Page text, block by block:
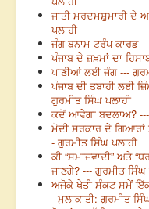
ਜਾਤੀ ਮਰਦਮਸ਼ੁਮਾਰੀ ਦੇ
ਪਲਾਹੀ
ਜੰਗ ਬਨਾਮ ਟਰੰਪ ਕਾਰਡ
ਪੰਜਾਬ ਦੇ ਜ਼ਖ਼ਮਾਂ ਦਾ
ਪਾਣੀਆਂ ਲਈ ਜੰਗ ---
ਪੰਜਾਬ ਦੀ ਤਬਾਹੀ ਲਈ
ਗੁਰਮੀਤ ਸਿੰਘ ਪਲਾਹੀ
ਕਦੋਂ ਆਵੇਗਾ ਬਦਲਾਅ? ---
ਮੋਦੀ ਸਰਕਾਰ ਦੇ ਗਿਆਰਾਂ
- ਗੁਰਮੀਤ ਸਿੰਘ ਪਲਾਹੀ
ਕੀ “ਸਮਾਜਵਾਦੀ” ਅਤੇ
ਜਾਣਗੇ? --- ਗੁਰਮੀਤ ਸਿੰਘ
ਅਜੋਕੇ ਖੇਤੀ ਸੰਕਟ ਸਮੇਂ ਇੱਕ
- ਮੁਲਾਕਾਤੀ: ਗੁਰਮੀਤ